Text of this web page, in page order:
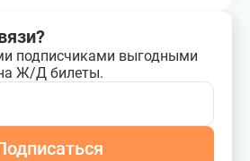
подписчиками выгодными
Ж/Д билеты.